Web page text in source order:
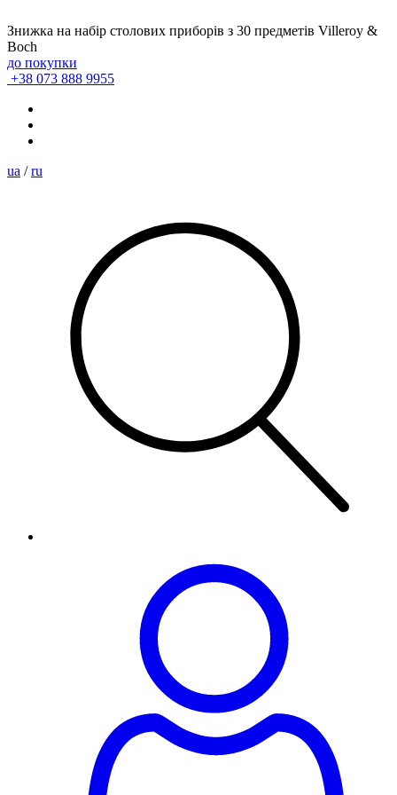
Знижка на набір столових приборів з 30 предметів Villeroy &
Boch
до покупки
+38 073 888 9955
ua / ru